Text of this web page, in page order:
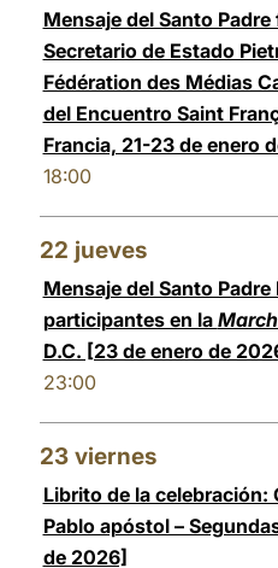
Mensaje del Santo
Secretario de Estado
Fédération des Médias
del Encuentro Saint
Francia, 21-23 de enero
18:00
22 jueves
Mensaje del Santo Padre
participantes en la
D.C. [23 de enero de
23:00
23 viernes
Librito de la celebración:
Pablo apóstol –
de 2026]